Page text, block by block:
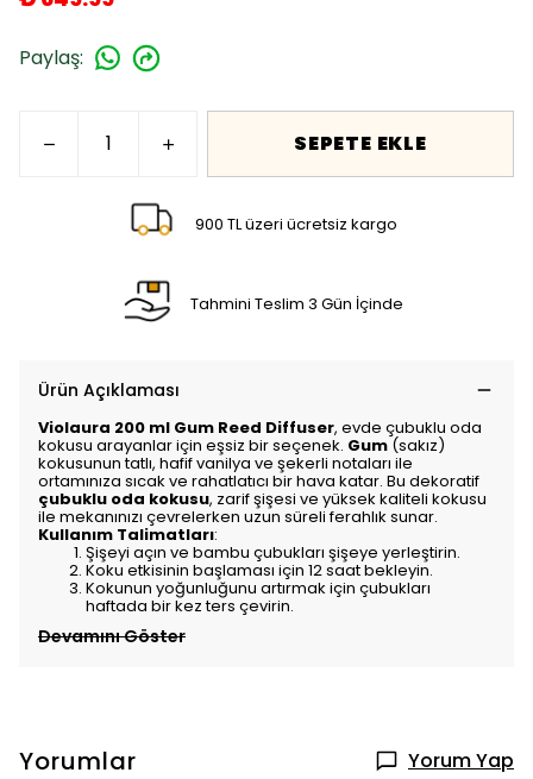
Paylaş:
SEPETE EKLE
900 TL üzeri ücretsiz kargo
Tahmini Teslim 3 Gün İçinde
Ürün Açıklaması
Violaura 200 ml Gum Reed Diffuser, evde çubuklu oda
kokusu arayanlar için eşsiz bir seçenek. Gum (sakız)
kokusunun tatlı, hafif vanilya ve şekerli notaları ile
ortamınıza sıcak ve rahatlatıcı bir hava katar. Bu dekoratif
çubuklu oda kokusu, zarif şişesi ve yüksek kaliteli kokusu
ile mekanınızı çevrelerken uzun süreli ferahlık sunar.
Kullanım Talimatları:
Şişeyi açın ve bambu çubukları şişeye yerleştirin.
Koku etkisinin başlaması için 12 saat bekleyin.
Kokunun yoğunluğunu artırmak için çubukları
haftada bir kez ters çevirin.
Devamını Göster
Yorumlar Yorum Yap